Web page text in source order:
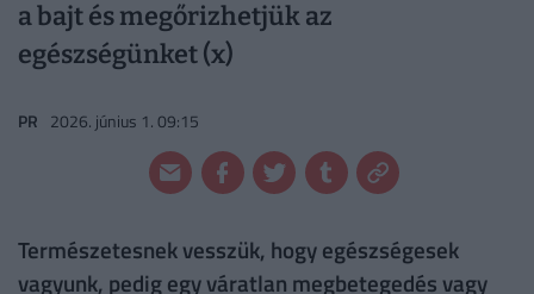
a bajt és megőrizhetjük az
egészségünket (x)
PR 2026. június 1. 09:15
Természetesnek vesszük, hogy egészségesek
vagyunk, pedig egy váratlan megbetegedés vagy